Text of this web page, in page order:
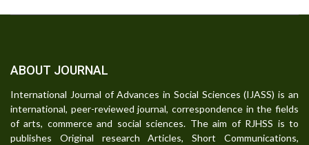
ABOUT JOURNAL
International Journal of Advances in Social Sciences (IJASS) is an
international, peer-reviewed journal, correspondence in the fields
of arts, commerce and social sciences. The aim of RJHSS is to
publishes Original research Articles, Short Communications,